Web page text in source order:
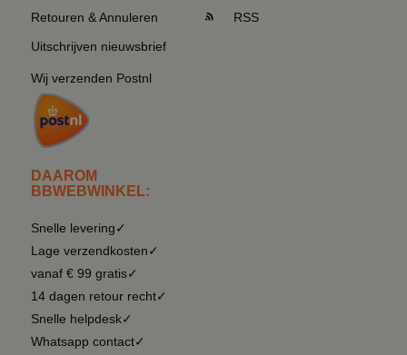
Retouren & Annuleren
Uitschrijven nieuwsbrief
Wij verzenden Postnl
DAAROM
BBWEBWINKEL:
Snelle levering✓
Lage verzendkosten✓
vanaf € 99 gratis✓
14 dagen retour recht✓
Snelle helpdesk✓
Whatsapp contact✓
RSS